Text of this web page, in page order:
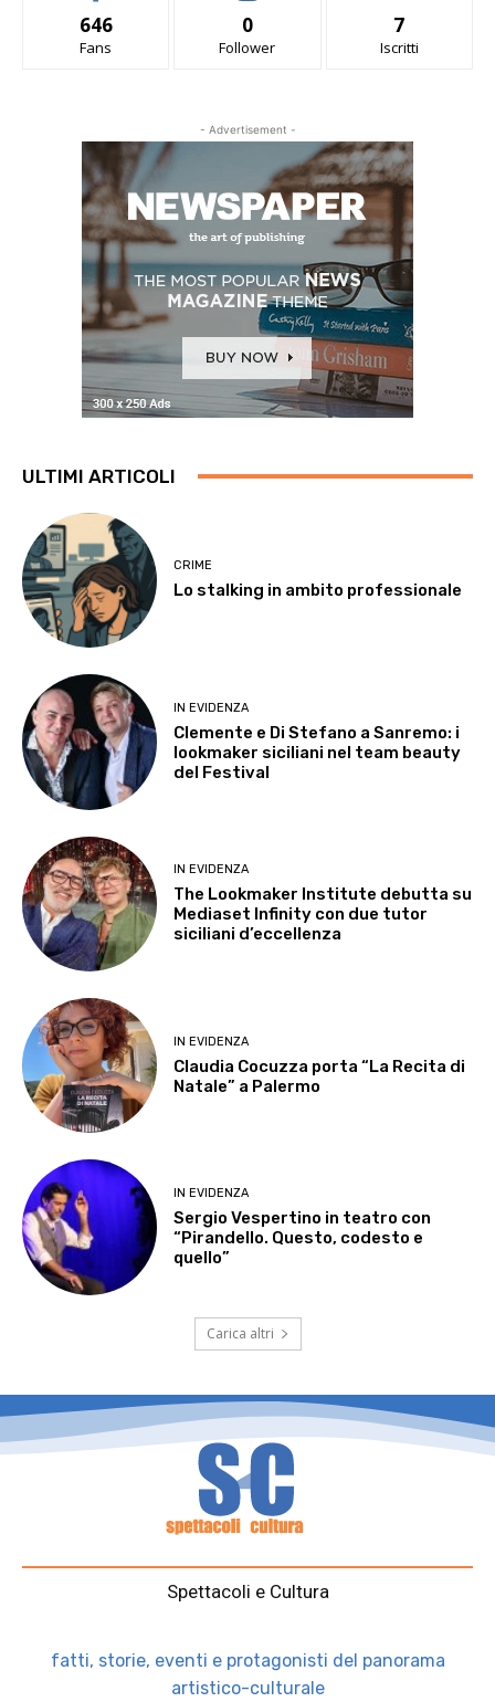
646
Fans
0
Follower
7
Iscritti
- Advertisement -
ULTIMI ARTICOLI
CRIME
Lo stalking in ambito professionale
IN EVIDENZA
Clemente e Di Stefano a Sanremo: i
lookmaker siciliani nel team beauty
del Festival
IN EVIDENZA
The Lookmaker Institute debutta su
Mediaset Infinity con due tutor
siciliani d’eccellenza
IN EVIDENZA
Claudia Cocuzza porta “La Recita di
Natale” a Palermo
IN EVIDENZA
Sergio Vespertino in teatro con
“Pirandello. Questo, codesto e
quello”
Carica altri
Spettacoli e Cultura
fatti, storie, eventi e protagonisti del panorama
artistico-culturale